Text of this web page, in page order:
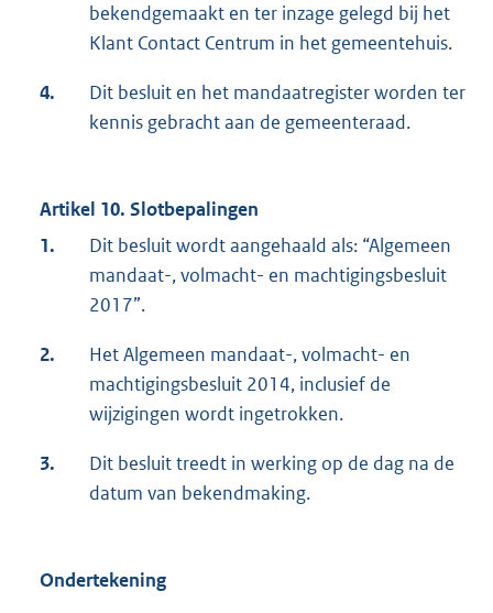
bekendgemaakt en ter inzage gelegd bij het
Klant Contact Centrum in het gemeentehuis.
4.
Dit besluit en het mandaatregister worden ter
kennis gebracht aan de gemeenteraad.
Artikel 10. Slotbepalingen
1.
Dit besluit wordt aangehaald als: “Algemeen
mandaat-, volmacht- en machtigingsbesluit
2017”.
2.
Het Algemeen mandaat-, volmacht- en
machtigingsbesluit 2014, inclusief de
wijzigingen wordt ingetrokken.
3.
Dit besluit treedt in werking op de dag na de
datum van bekendmaking.
Ondertekening